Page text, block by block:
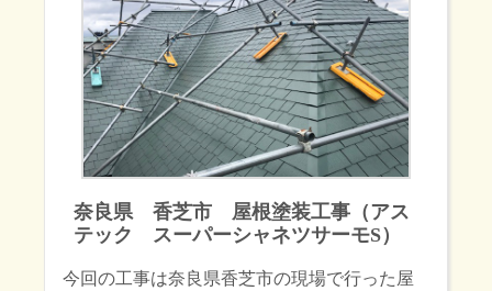
奈良県 香芝市 屋根塗装工事（アス
テック スーパーシャネツサーモS）
今回の工事は奈良県香芝市の現場で行った屋